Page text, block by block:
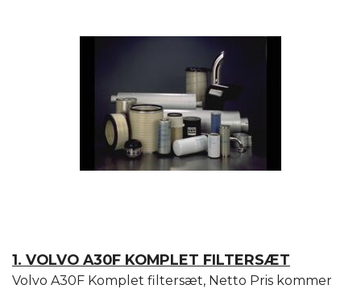
1. VOLVO A30F KOMPLET FILTERSÆT
Volvo A30F Komplet filtersæt, Netto Pris kommer